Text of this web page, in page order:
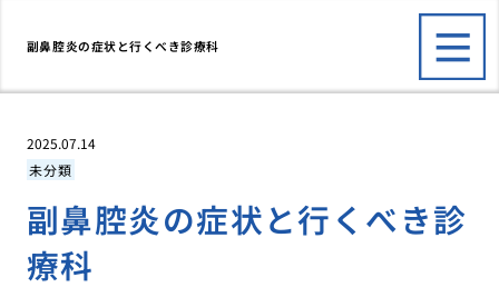
副鼻腔炎の症状と行くべき診療科
2025.07.14
未分類
副鼻腔炎の症状と行くべき診
療科